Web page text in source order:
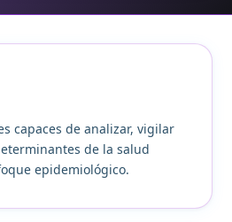
capaces de analizar, vigilar
de la salud
epidemiológico.